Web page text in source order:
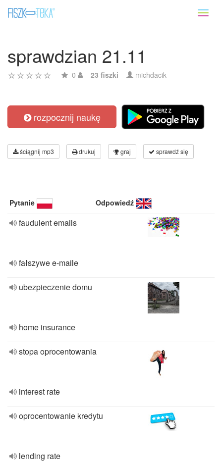
sprawdzian 21.11
0 23 fiszki michdacik
rozpocznij naukę
ściągnij mp3 drukuj graj sprawdź się
Pytanie Odpowiedź
faudulent emails
fałszywe e-maile
ubezpieczenie domu
home insurance
stopa oprocentowania
interest rate
oprocentowanie kredytu
lending rate